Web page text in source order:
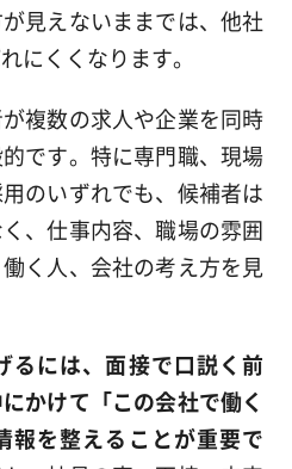
見えないままでは、他社
にくくなります。
複数の求人や企業を同時
です。特に専門職、現場
のいずれでも、候補者は
、仕事内容、職場の雰囲
く人、会社の考え方を見
るには、面接で口説く前
かけて「この会社で働く
報を整えることが重要で